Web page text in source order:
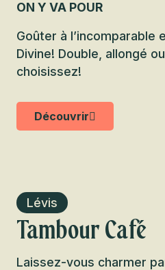
ON Y VA POUR
Goûter à l’incomparable
Divine! Double, allongé
choisissez!
Découvrir
Lévis
Tambour Café
Laissez-vous charmer